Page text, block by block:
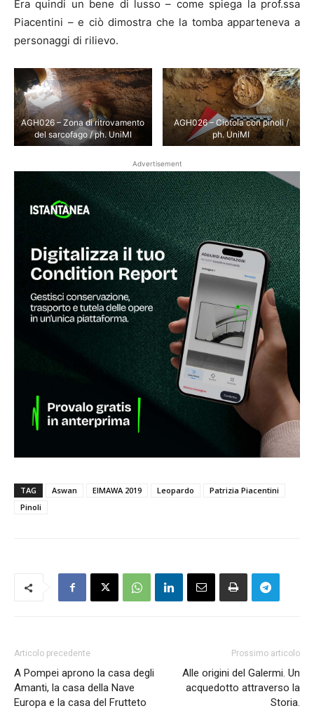
Era quindi un bene di lusso – come spiega la prof.ssa
Piacentini – e ciò dimostra che la tomba apparteneva a
personaggi di rilievo.
AGH026 – Zona di ritrovamento
del sarcofago / ph. UniMI
AGH026 – Ciotola con pinoli /
ph. UniMI
Advertisement
TAG Aswan EIMAWA 2019 Leopardo
Patrizia Piacentini
Pinoli
Articolo precedente
A Pompei aprono la casa degli
Amanti, la casa della Nave
Europa e la casa del Frutteto
Prossimo articolo
Alle origini del Galermi. Un
acquedotto attraverso la
Storia.